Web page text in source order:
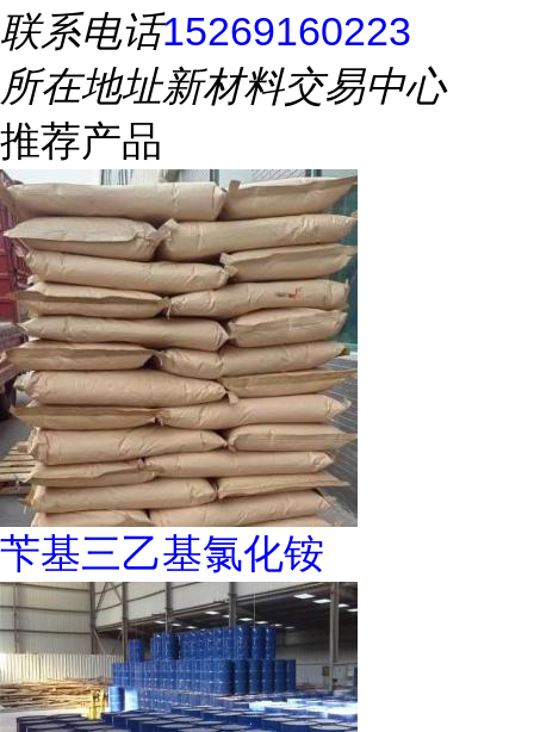
联系电话15269160223
所在地址新材料交易中心
推荐产品
苄基三乙基氯化铵